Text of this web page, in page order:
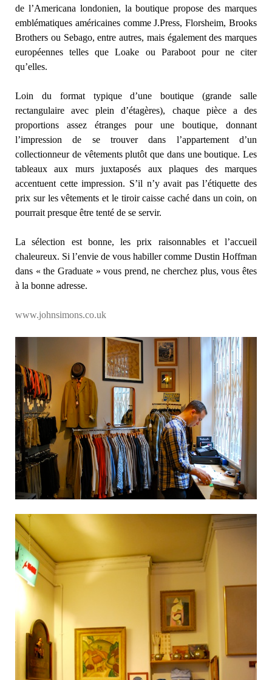
de l’Americana londonien, la boutique propose des marques
emblématiques américaines comme J.Press, Florsheim, Brooks
Brothers ou Sebago, entre autres, mais également des marques
européennes telles que Loake ou Paraboot pour ne citer
qu’elles.
Loin du format typique d’une boutique (grande salle
rectangulaire avec plein d’étagères), chaque pièce a des
proportions assez étranges pour une boutique, donnant
l’impression de se trouver dans l’appartement d’un
collectionneur de vêtements plutôt que dans une boutique. Les
tableaux aux murs juxtaposés aux plaques des marques
accentuent cette impression. S’il n’y avait pas l’étiquette des
prix sur les vêtements et le tiroir caisse caché dans un coin, on
pourrait presque être tenté de se servir.
La sélection est bonne, les prix raisonnables et l’accueil
chaleureux. Si l’envie de vous habiller comme Dustin Hoffman
dans « the Graduate » vous prend, ne cherchez plus, vous êtes
à la bonne adresse.
www.johnsimons.co.uk